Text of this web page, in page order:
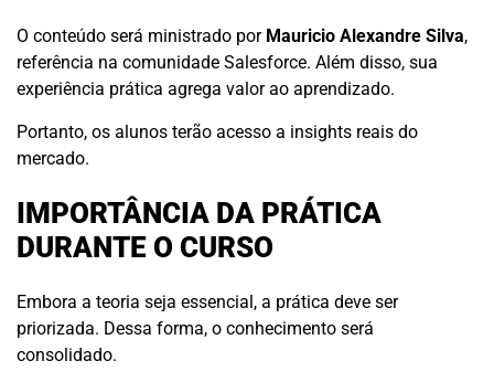
O conteúdo será ministrado por Mauricio Alexandre Silva,
referência na comunidade Salesforce. Além disso, sua
experiência prática agrega valor ao aprendizado.
Portanto, os alunos terão acesso a insights reais do
mercado.
IMPORTÂNCIA DA PRÁTICA
DURANTE O CURSO
Embora a teoria seja essencial, a prática deve ser
priorizada. Dessa forma, o conhecimento será
consolidado.